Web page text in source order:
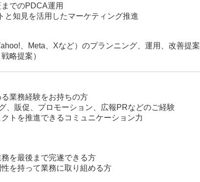
でのPDCA運用
と知見を活用したマーケティング推進
、Meta、Xなど）のプランニング、運用、改善提案
略提案）
業務経験をお持ちの方
、販促、プロモーション、広報PRなどのご経験
トを推進できるコミュニケーション力
を最後まで完遂できる方
を持って業務に取り組める方